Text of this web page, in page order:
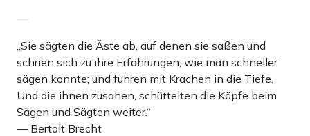
—
„Sie sägten die Äste ab, auf denen sie saßen und
schrien sich zu ihre Erfahrungen, wie man schneller
sägen konnte; und fuhren mit Krachen in die Tiefe.
Und die ihnen zusahen, schüttelten die Köpfe beim
Sägen und Sägten weiter.“
— Bertolt Brecht